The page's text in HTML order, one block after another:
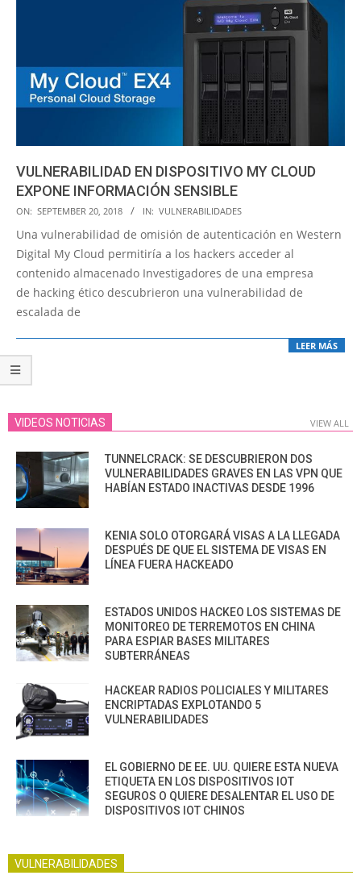
VULNERABILIDAD EN DISPOSITIVO MY CLOUD
EXPONE INFORMACIÓN SENSIBLE
2018-
09-
20
ON: SEPTEMBER 20, 2018 IN: VULNERABILIDADES
Una vulnerabilidad de omisión de autenticación en Western
Digital My Cloud permitiría a los hackers acceder al
contenido almacenado Investigadores de una empresa
de hacking ético descubrieron una vulnerabilidad de
escalada de
LEER MÁS
VIDEOS NOTICIAS VIEW ALL
TUNNELCRACK: SE DESCUBRIERON DOS
VULNERABILIDADES GRAVES EN LAS VPN QUE
HABÍAN ESTADO INACTIVAS DESDE 1996
KENIA SOLO OTORGARÁ VISAS A LA LLEGADA
DESPUÉS DE QUE EL SISTEMA DE VISAS EN
LÍNEA FUERA HACKEADO
ESTADOS UNIDOS HACKEO LOS SISTEMAS DE
MONITOREO DE TERREMOTOS EN CHINA
PARA ESPIAR BASES MILITARES
SUBTERRÁNEAS
HACKEAR RADIOS POLICIALES Y MILITARES
ENCRIPTADAS EXPLOTANDO 5
VULNERABILIDADES
EL GOBIERNO DE EE. UU. QUIERE ESTA NUEVA
ETIQUETA EN LOS DISPOSITIVOS IOT
SEGUROS O QUIERE DESALENTAR EL USO DE
DISPOSITIVOS IOT CHINOS
VULNERABILIDADES